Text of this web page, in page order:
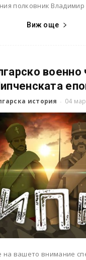
полковник
Виж още
военно
история - 04
на вашето внимание